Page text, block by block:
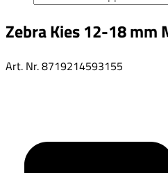
Zebra Kies 12-18 mm
Art. Nr.8719214593155